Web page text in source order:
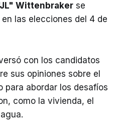
Wittenbrakerse
las elecciones del 4 de
con los candidatos
sus opiniones sobre el
para abordar los desafíos
como la vivienda, el